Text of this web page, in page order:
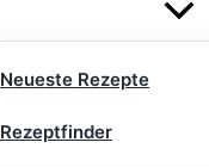
Neueste Rezepte
Rezeptfinder